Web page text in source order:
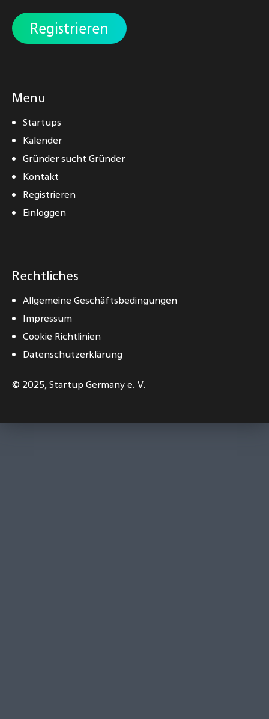
Registrieren
Menu
Startups
Kalender
Gründer sucht Gründer
Kontakt
Registrieren
Einloggen
Rechtliches
Allgemeine Geschäftsbedingungen
Impressum
Cookie Richtlinien
Datenschutzerklärung
© 2025,Startup Germany e. V.